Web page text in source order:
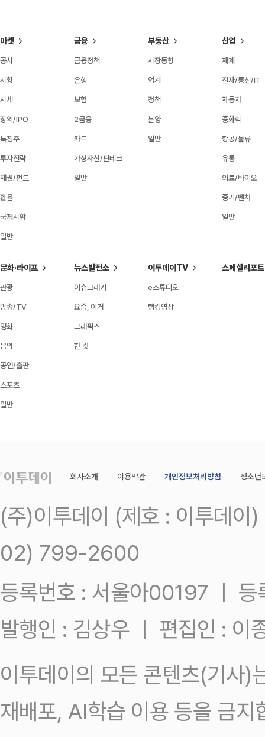
마켓
공시
시황
시세
장외/IPO
특징주
투자전략
채권/펀드
환율
국제시황
일반
금융
금융정책
은행
보험
2금융
카드
가상자산/핀테크
일반
부동산
시장동향
업계
정책
분양
일반
산업
재계
전자/통신/IT
자동차
중화학
항공/물류
유통
의료/바이오
중기/벤처
일반
문화·라이프
관광
방송/TV
영화
음악
공연/출판
스포츠
일반
뉴스발전소
이슈크래커
요즘, 이거
그래픽스
한 컷
이투데이TV
e스튜디오
랭킹영상
스페셜리포트
회사소개 이용약관 개인정보처리방침 청소년
(주)이투데이 (제호 : 이투데
02) 799-2600
등록번호 : 서울아00197 ㅣ
발행인 : 김상우 ㅣ 편집인 : 이
이투데이의 모든 콘텐츠(기사)
재배포, AI학습 이용 등을 금지